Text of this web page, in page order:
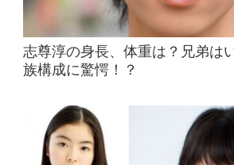
志尊淳の身長、体重は？兄弟は
族構成に驚愕！？